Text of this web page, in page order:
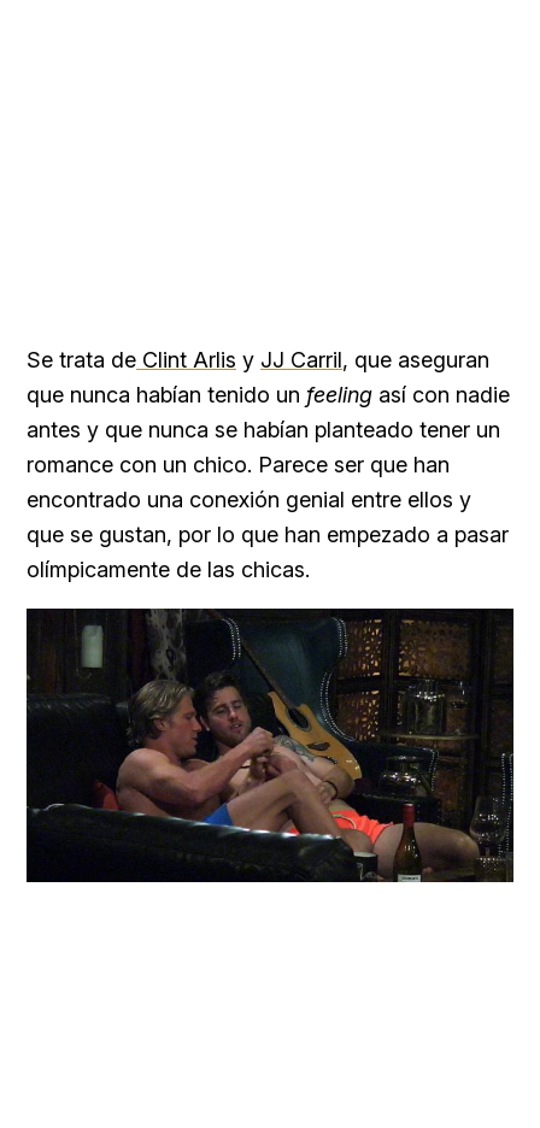
Se trata de Clint Arlis y JJ Carril, que aseguran
que nunca habían tenido un feeling así con nadie
antes y que nunca se habían planteado tener un
romance con un chico. Parece ser que han
encontrado una conexión genial entre ellos y
que se gustan, por lo que han empezado a pasar
olímpicamente de las chicas.